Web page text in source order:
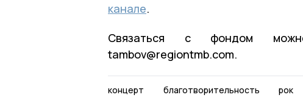
канале.
Связаться с фондом
tambov@regiontmb.com.
концерт благотворительность рок